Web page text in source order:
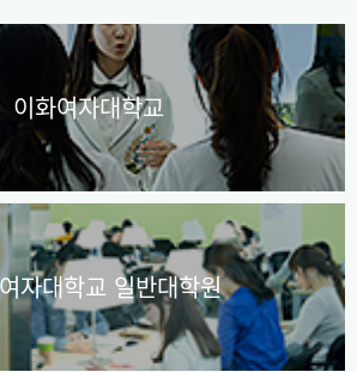
이화여자대학교
자대학교 일반대학원